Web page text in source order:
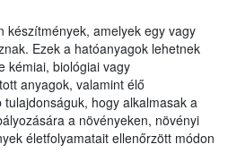
készítmények, amelyek egy vagy
Ezek a hatóanyagok lehetnek
kémiai, biológiai vagy
anyagok, valamint élő
hogy alkalmasak a
a növényeken, növényi
életfolyamatait ellenőrzött módon